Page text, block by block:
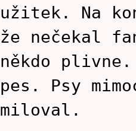
užitek. Na
že nečekal
někdo plivne.
pes. Psy
miloval.